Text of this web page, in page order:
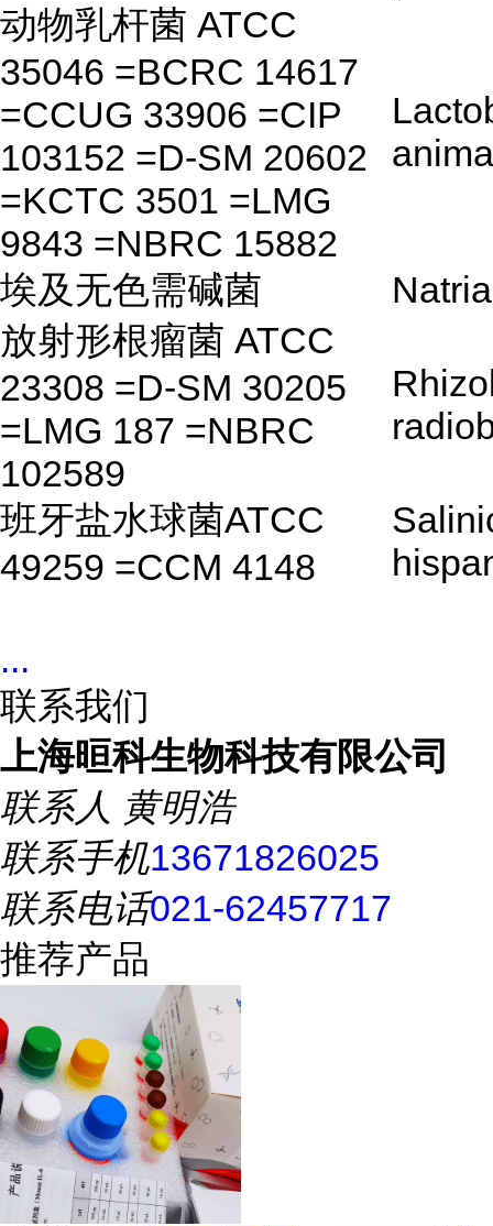
动物乳杆菌 ATCC
35046 =BCRC 14617
=CCUG 33906 =CIP
103152 =D-SM 20602
=KCTC 3501 =LMG
9843 =NBRC 15882
埃及无色需碱菌
放射形根瘤菌 ATCC
23308 =D-SM 30205
=LMG 187 =NBRC
102589
班牙盐水球菌ATCC
49259 =CCM 4148
...
联系我们
上海晅科生物科技有限公司
联系人 黄明浩
联系手机13671826025
联系电话021-62457717
推荐产品